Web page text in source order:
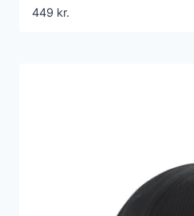
449 kr.